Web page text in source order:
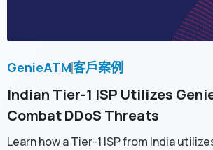
GenieATM客戶案例
Indian Tier-1 ISP Utilizes
Combat DDoS Threats
Learn how a Tier-1 ISP from India